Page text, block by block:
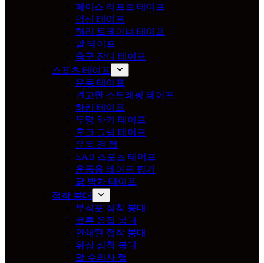
페이스 리프트 테이프
임신 테이프
허리 트레이너 테이프
말 테이프
축구 잔디 테이프
스포츠 테이프
운동 테이프
견고한 스트래핑 테이프
하키 테이프
투명 하키 테이프
후크 그립 테이프
운동 전 랩
EAB 스포츠 테이프
운동용 테이프 핑거
닭 박차 테이프
점착 붕대
부직포 점착 붕대
코튼 응집 붕대
인쇄된 접착 붕대
위장 접착 붕대
말 수의사 랩